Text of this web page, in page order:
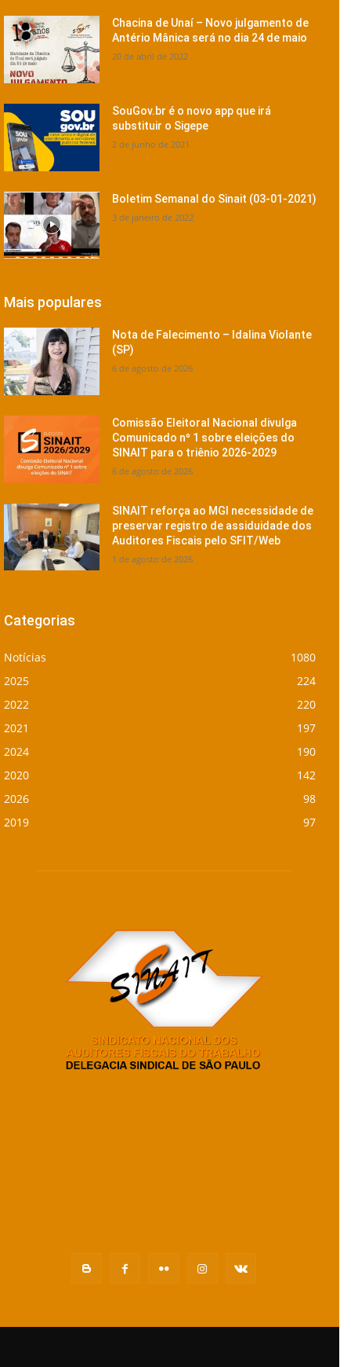
Chacina de Unaí – Novo julgamento de
Antério Mânica será no dia 24 de maio
20 de abril de 2022
SouGov.br é o novo app que irá
substituir o Sigepe
2 de junho de 2021
Boletim Semanal do Sinait (03-01-2021)
3 de janeiro de 2022
Mais populares
Nota de Falecimento – Idalina Violante
(SP)
6 de agosto de 2026
Comissão Eleitoral Nacional divulga
Comunicado nº 1 sobre eleições do
SINAIT para o triênio 2026-2029
6 de agosto de 2026
SINAIT reforça ao MGI necessidade de
preservar registro de assiduidade dos
Auditores Fiscais pelo SFIT/Web
1 de agosto de 2026
Categorias
Notícias
1080
2025
224
2022
220
2021
197
2024
190
2020
142
2026
98
2019
97